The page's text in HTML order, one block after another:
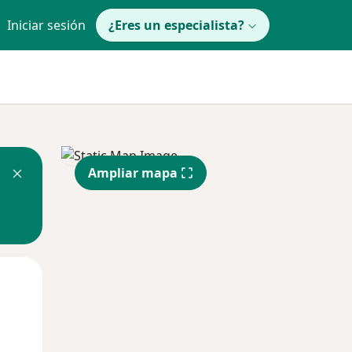
Iniciar sesión ¿Eres un especialista?
Ampliar mapa